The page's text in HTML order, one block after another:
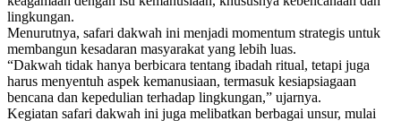
lingkungan.
Menurutnya, safari dakwah ini menjadi momentum strategis untuk
membangun kesadaran masyarakat yang lebih luas.
“Dakwah tidak hanya berbicara tentang ibadah ritual, tetapi juga
harus menyentuh aspek kemanusiaan, termasuk kesiapsiagaan
bencana dan kepedulian terhadap lingkungan,” ujarnya.
Kegiatan safari dakwah ini juga melibatkan berbagai unsur, mulai